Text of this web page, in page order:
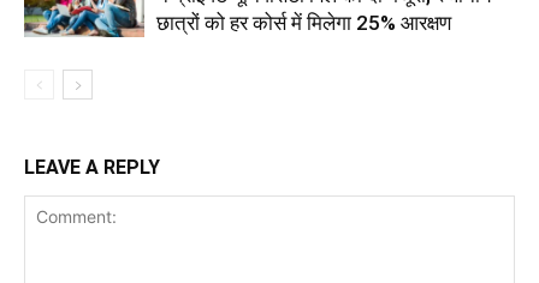
छात्रों को हर कोर्स में मिलेगा 25% आरक्षण
LEAVE A REPLY